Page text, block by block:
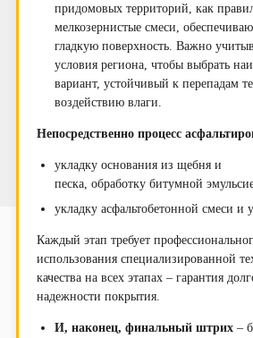
придомовых территорий, как
мелкозернистые смеси,
гладкую поверхность. Важно
условия региона, чтобы выбрать
вариант, устойчивый к перепадам
воздействию влаги.
Непосредственно процесс
укладку основанияиз щебняи
песка, обработку битумной
укладку асфальтобетонной смеси и
Каждый этап требует
использования специализированной
качества на всех этапах – гарантия
надежности покрытия.
И, наконец, финальный штрих–